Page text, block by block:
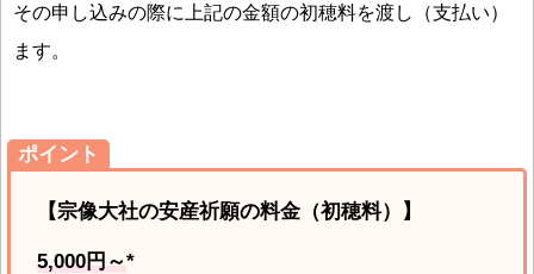
その申し込みの際に上記の金額の初穂料を渡し（支払い）
ます。
ポイント
【宗像大社の安産祈願の料金（初穂料）】
5,000円～*